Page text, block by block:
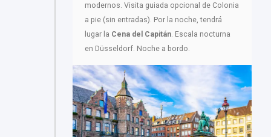
modernos. Visita guiada opcional de Colonia
a pie (sin entradas). Por la noche, tendrá
lugar la Cena del Capitán. Escala nocturna
en Düsseldorf. Noche a bordo.